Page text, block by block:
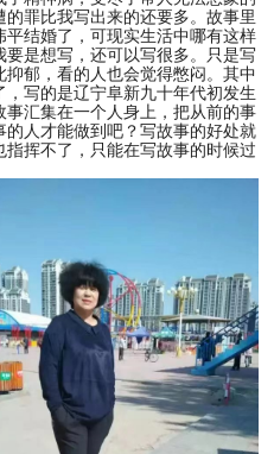
罪比我写出来的还要多。故事里
结婚了，可现实生活中哪有这样
是想写，还可以写很多。只是写
郁，看的人也会觉得憋闷。其中
写的是辽宁阜新九十年代初发生
汇集在一个人身上，把从前的事
人才能做到吧？写故事的好处就
挥不了，只能在写故事的时候过